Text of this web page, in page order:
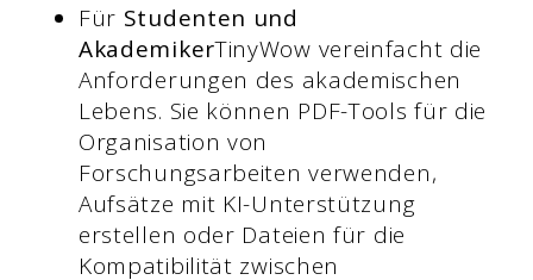
Für Studenten und
AkademikerTinyWow vereinfacht die
Anforderungen des akademischen
Lebens. Sie können PDF-Tools für die
Organisation von
Forschungsarbeiten verwenden,
Aufsätze mit KI-Unterstützung
erstellen oder Dateien für die
Kompatibilität zwischen